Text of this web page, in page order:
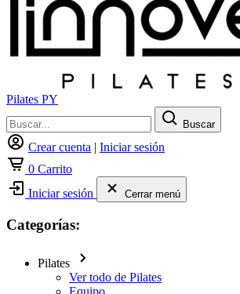
Pilates PY
Buscar
Crear cuenta | Iniciar sesión
0 Carrito
Iniciar sesión
Cerrar menú
Categorías:
Pilates
Ver todo de Pilates